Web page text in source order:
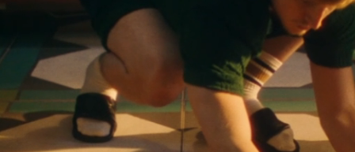
Mina enheter
Mina beställningar
Mina adresser
Mina prenumerationer
FAQ™ Pure Beauty-Tech Elixir
issa™ Teeth Whitening Set
Deutsch
Español
Français
Português
Polski
Svenska
Русский
Türkçe
简体中文 繁體中文